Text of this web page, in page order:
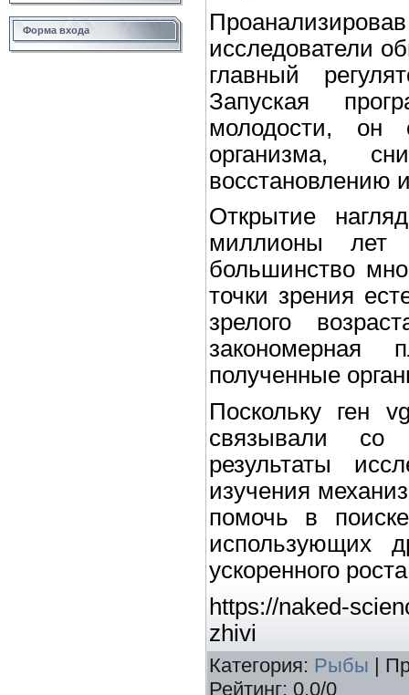
Форма входа
исследователи
главный
Запуская
молодости, он
организма,
восстановлению
Открытие
миллионы
большинство
точки зрения
зрелого
закономерная
полученные
Поскольку ген
связывали со
результаты
изучения
помочь в
использующих
ускоренного
https://naked-
zhivi
Категория: Рыбы
Рейтинг: 0.0/0